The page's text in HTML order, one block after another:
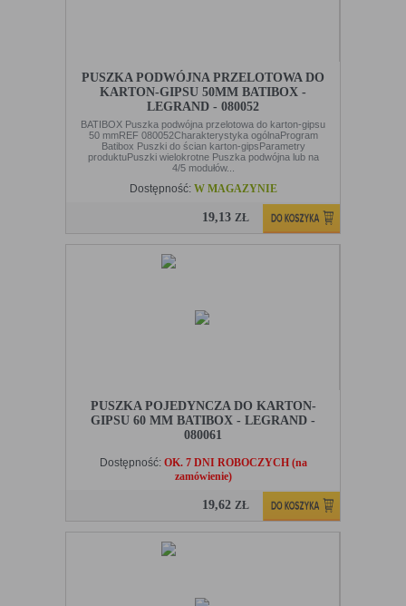
PUSZKA PODWÓJNA PRZELOTOWA DO
KARTON-GIPSU 50MM BATIBOX -
LEGRAND - 080052
BATIBOX Puszka podwójna przelotowa do karton-gipsu
50 mmREF 080052Charakterystyka ogólnaProgram
Batibox Puszki do ścian karton-gipsParametry
produktuPuszki wielokrotne Puszka podwójna lub na
4/5 modułów...
Dostępność: W MAGAZYNIE
19,13ZŁ
PUSZKA POJEDYNCZA DO KARTON-
GIPSU 60 MM BATIBOX - LEGRAND -
080061
Dostępność: OK. 7 DNI ROBOCZYCH (na
zamówienie)
19,62ZŁ